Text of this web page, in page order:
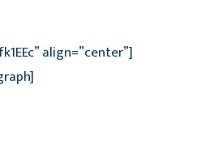
align=”center”]